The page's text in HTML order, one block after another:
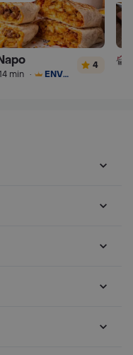
min · ENVÍO GRATIS
4